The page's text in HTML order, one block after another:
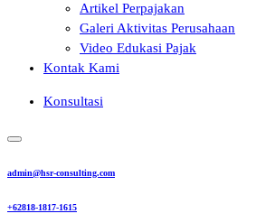
Artikel Perpajakan
Galeri Aktivitas Perusahaan
Video Edukasi Pajak
Kontak Kami
Konsultasi
admin@hsr-consulting.com
+62818-1817-1615